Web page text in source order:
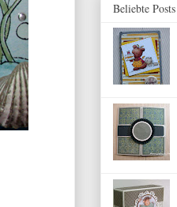
Beliebte Posts